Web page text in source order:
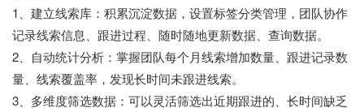
1、建立线索库：积累沉淀数据，设置标签分类管理，团队协作
记录线索信息、跟进过程、随时随地更新数据、查询数据。
2、自动统计分析：掌握团队每个月线索增加数量、跟进记录数
量、线索覆盖率，发现长时间未跟进线索。
3、多维度筛选数据：可以灵活筛选出近期跟进的、长时间缺乏